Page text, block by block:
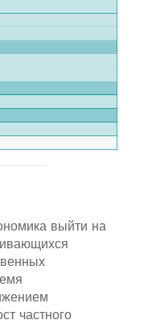
выйти на
частного